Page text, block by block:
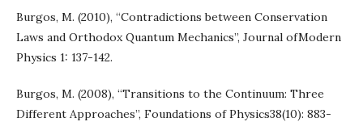
Burgos, M. (2010), “Contradictions between Conservation
Laws and Orthodox Quantum Mechanics”, Journal ofModern
Physics 1: 137-142.
Burgos, M. (2008), “Transitions to the Continuum: Three
Different Approaches”, Foundations of Physics38(10): 883-